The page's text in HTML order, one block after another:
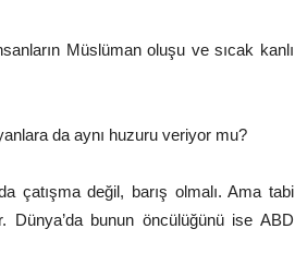
Müslüman oluşu ve sıcak kanlı
da aynı huzuru veriyor mu?
çatışma değil, barış olmalı. Ama tabi
Dünya’da bunun öncülüğünü ise ABD